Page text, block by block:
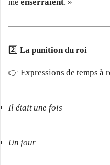
2️⃣ La punition du roi
👉 Expressions de temps à
Il était une fois
Un jour